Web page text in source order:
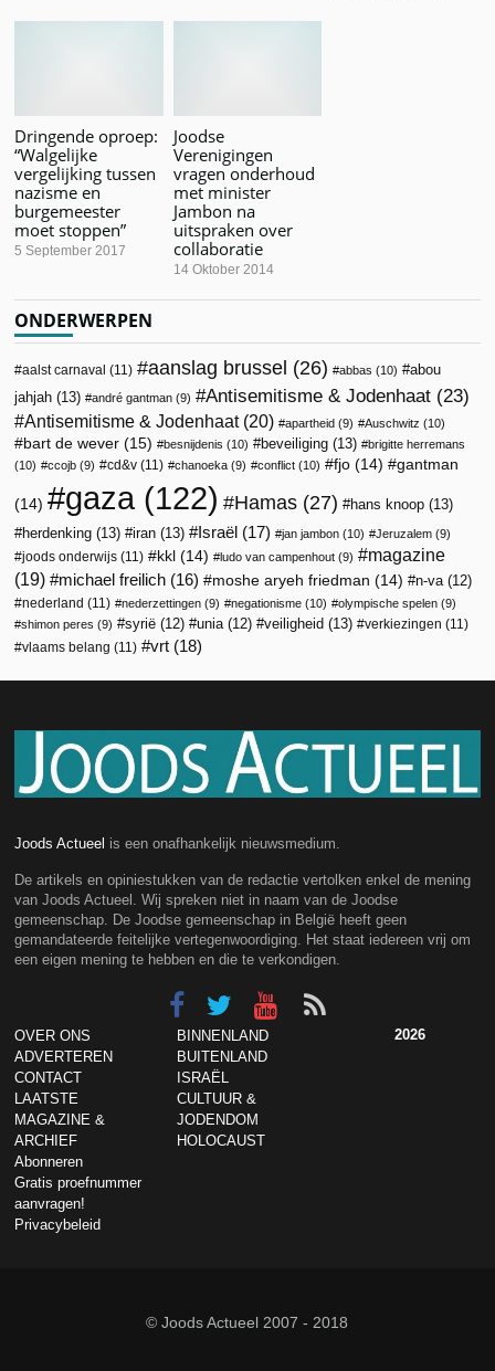
Dringende oproep:
“Walgelijke
vergelijking tussen
nazisme en
burgemeester
moet stoppen”
5 September 2017
Joodse
Verenigingen
vragen onderhoud
met minister
Jambon na
uitspraken over
collaboratie
14 Oktober 2014
ONDERWERPEN
aalst carnaval (11) aanslag brussel (26) abbas (10)
abou
jahjah (13) andré gantman (9) Antisemitisme & Jodenhaat (23)
Antisemitisme & Jodenhaat(20) apartheid (9) Auschwitz (10)
bart de wever (15) besnijdenis (10) beveiliging (13)
brigitte herremans
(10)
ccojb (9) cd&v (11) chanoeka (9) conflict (10) fjo (14) gantman
(14) gaza(122) Hamas (27) hans knoop (13)
herdenking (13) iran (13) Israël (17) jan jambon (10) Jeruzalem (9)
joods onderwijs (11) kkl (14) ludo van campenhout (9)
magazine
(19)
michael freilich (16) moshe aryeh friedman (14) n-va(12)
nederland (11) nederzettingen (9) negationisme (10) olympische spelen (9)
shimon peres (9) syrië (12) unia(12) veiligheid (13) verkiezingen (11)
vlaams belang (11) vrt (18)
Joods Actueel is een onafhankelijk nieuwsmedium.
De artikels en opiniestukken van de redactie vertolken enkel de mening
van Joods Actueel. Wij spreken niet in naam van de Joodse
gemeenschap. De Joodse gemeenschap in België heeft geen
gemandateerde feitelijke vertegenwoordiging. Het staat iedereen vrij om
een eigen mening te hebben en die te verkondigen.
OVER ONS
ADVERTEREN
CONTACT
LAATSTE
MAGAZINE &
ARCHIEF
Abonneren
Gratis proefnummer
aanvragen!
Privacybeleid
BINNENLAND
BUITENLAND
ISRAËL
CULTUUR &
JODENDOM
HOLOCAUST
2026
© Joods Actueel 2007 - 2018